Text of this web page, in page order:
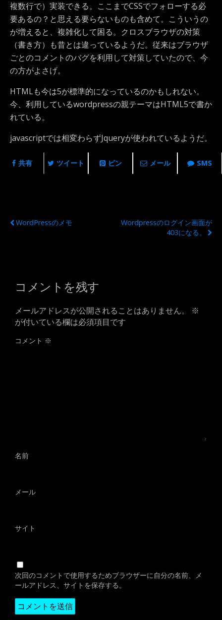
複数行で）実装できる。ここまでCSSでフォローする必
要あるの？と思える要らないものも含めて。こういうの
が増えると、複雑化して困る。クロスブラウザの対策
（書き方）も昔とは違っているようだ。従来はブラウザ
ごとのコメントのバグを利用して対策していたので、今
の方がよさげ。
HTMLも今は5が標準的になっているのかもしれない。
今、利用しているwordpressの親テーマはHTML5で書か
れている。
javascriptでは相変わらずJqueryが使われているようだ。
共有 ツイート ピン メール SMS
WordPressのメモ
Wordpressのログイン画面が
403になる。
コメントを残す
メールアドレスが公開されることはありません。
※
が付いている欄は必須項目です
コメント ※
名前
メール
サイト
次回のコメントで使用するためブラウザーに自分の名前、メ
ールアドレス、サイトを保存する。